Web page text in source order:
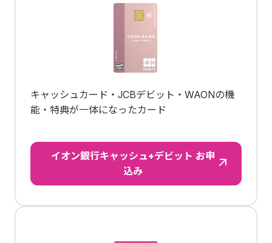
キャッシュカード・JCBデビット・WAONの機
能・特典が一体になったカード
イオン銀行キャッシュ+デビット お申
込み